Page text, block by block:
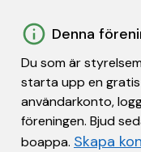
Denna
Du som är
starta upp en
användarkonto,
föreningen. Bjud
boappa. Skapa